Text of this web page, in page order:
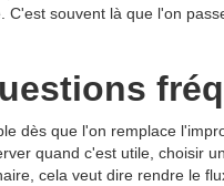
C'est souvent là que l'on
dès que l'on remplace
quand c'est utile, choisir
cela veut dire rendre le